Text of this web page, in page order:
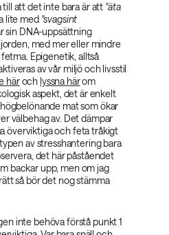
att det inte bara är att "äta
lite med "svagsint
sin DNA-uppsättning
med mer eller mindre
Epigenetik, alltså
av vår miljö och livsstil
häroch lyssna härom
aspekt, det är enkelt
mat som ökar
välbehag av. Det dämpar
överviktiga och feta tråkigt
av stresshantering bara
det här påståendet
backar upp, men om jag
så bör det nog stämma
inte behöva förstå punkt 1